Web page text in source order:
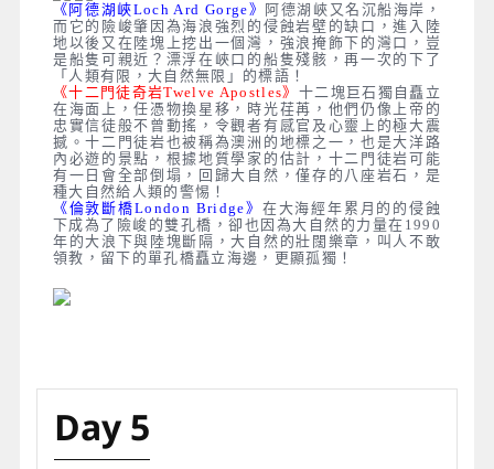
《阿德湖峽Loch Ard Gorge》
阿德湖峽又名沉船海岸，
而它的險峻肇因為海浪強烈的侵蝕岩壁的缺口，進入陸
地以後又在陸塊上挖出一個灣，強浪掩飾下的灣口，豈
是船隻可親近？漂浮在峽口的船隻殘骸，再一次的下了
「人類有限，大自然無限」的標語！
《十二門徒奇岩Twelve Apostles》 十二塊巨石獨自矗立
在海面上，任憑物換星移，時光荏苒，他們仍像上帝的
忠實信徒般不曾動搖，令觀者有感官及心靈上的極大震
撼。十二門徒岩也被稱為澳洲的地標之一，也是大洋路
內必遊的景點，根據地質學家的估計，十二門徒岩可能
有一日會全部倒塌，回歸大自然，僅存的八座岩石，是
種大自然給人類的警惕！
《倫敦斷橋London Bridge》 在大海經年累月的的侵蝕
下成為了險峻的雙孔橋，卻也因為大自然的力量在1990
年的大浪下與陸塊斷隔，大自然的壯闊樂章，叫人不敢
領教，留下的單孔橋矗立海邊，更顯孤獨！
Day 5